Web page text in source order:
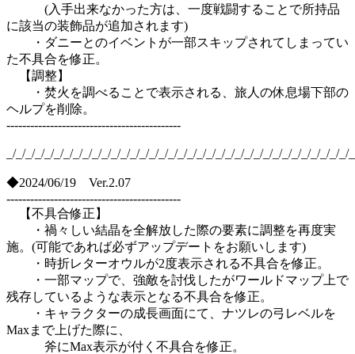
(入手出来なかった方は、一度戦闘することで所持品
に該当の装飾品が追加されます)
・ダニーとのイベントが一部スキップされてしまってい
た不具合を修正。
【調整】
・焚火を調べることで表示される、旅人の休息場下部の
ヘルプを削除。
--------------------------------------------
_/_/_/_/_/_/_/_/_/_/_/_/_/_/_/_/_/_/_/_/_/_/_/_/_/_/_/_/_/_/_/_/_/_/_/
◆2024/06/19 Ver.2.07
--------------------------------------------
【不具合修正】
・禍々しい結晶を全解放した際の要素に調整を再度実
施。(可能であれば必ずアップデートをお願いします)
・時折レターオウルが2度表示される不具合を修正。
・一部マップで、強敵を討伐したがワールドマップ上で
残存しているような表示となる不具合を修正。
・キャラクターの成長画面にて、ナツレの弓レベルを
Maxまで上げた際に、
斧にMax表示が付く不具合を修正。